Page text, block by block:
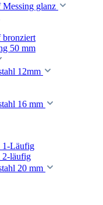
glanz
bronziert
50 mm
12mm
16 mm
1-Läufig
2-läufig
20 mm